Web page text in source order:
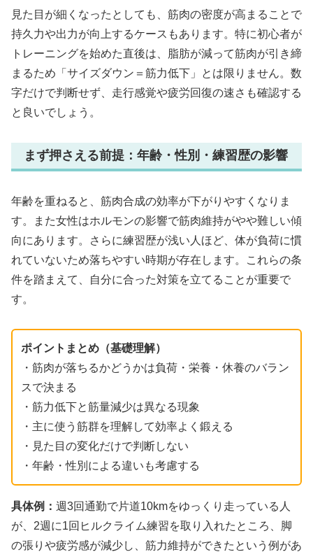
見た目が細くなったとしても、筋肉の密度が高まることで
持久力や出力が向上するケースもあります。特に初心者が
トレーニングを始めた直後は、脂肪が減って筋肉が引き締
まるため「サイズダウン＝筋力低下」とは限りません。数
字だけで判断せず、走行感覚や疲労回復の速さも確認する
と良いでしょう。
まず押さえる前提：年齢・性別・練習歴の影響
年齢を重ねると、筋肉合成の効率が下がりやすくなりま
す。また女性はホルモンの影響で筋肉維持がやや難しい傾
向にあります。さらに練習歴が浅い人ほど、体が負荷に慣
れていないため落ちやすい時期が存在します。これらの条
件を踏まえて、自分に合った対策を立てることが重要で
す。
ポイントまとめ（基礎理解）
・筋肉が落ちるかどうかは負荷・栄養・休養のバラン
スで決まる
・筋力低下と筋量減少は異なる現象
・主に使う筋群を理解して効率よく鍛える
・見た目の変化だけで判断しない
・年齢・性別による違いも考慮する
具体例： 週3回通勤で片道10kmをゆっくり走っている人
が、2週に1回ヒルクライム練習を取り入れたところ、脚
の張りや疲労感が減少し、筋力維持ができたという例があ